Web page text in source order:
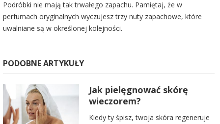
Podróbki nie mają tak trwałego zapachu. Pamiętaj, że w
perfumach oryginalnych wyczujesz trzy nuty zapachowe, które
uwalniane są w określonej kolejności.
PODOBNE ARTYKUŁY
Jak pielęgnować skórę
wieczorem?
Kiedy ty śpisz, twoja skóra regeneruje